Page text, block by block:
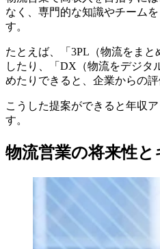
なく、専門的な知識やチーム
す。
たとえば、「3PL（物流をま
したり、「DX（物流をデジタ
めたりできると、企業からの評
こうした提案ができると年収
す。
物流営業の将来性